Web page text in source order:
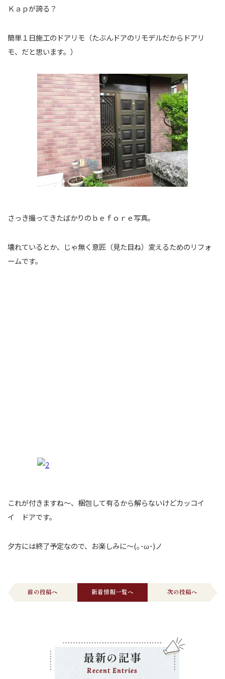
Ｋａｐが誇る？
簡単１日施工のドアリモ（たぶんドアのリモデルだからドアリ
モ、だと思います。）
さっき撮ってきたばかりのｂｅｆｏｒｅ写真。
壊れているとか、じゃ無く意匠（見た目ね）変えるためのリフォ
ームです。
これが付きますね～、梱包して有るから解らないけどカッコイ
イ ドアです。
夕方には終了予定なので、お楽しみに～(｡･ω･)ノ
前の投稿へ 新着情報一覧へ 次の投稿へ
最新の記事
Recent Entries